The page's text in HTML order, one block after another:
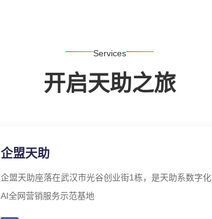
Services
开启天助之旅
企盟天助
企盟天助座落在武汉市光谷创业街1栋，是天助系数字化
AI全网营销服务示范基地